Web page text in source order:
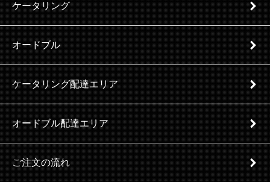
ケータリング
オードブル
ケータリング配達エリア
オードブル配達エリア
ご注文の流れ